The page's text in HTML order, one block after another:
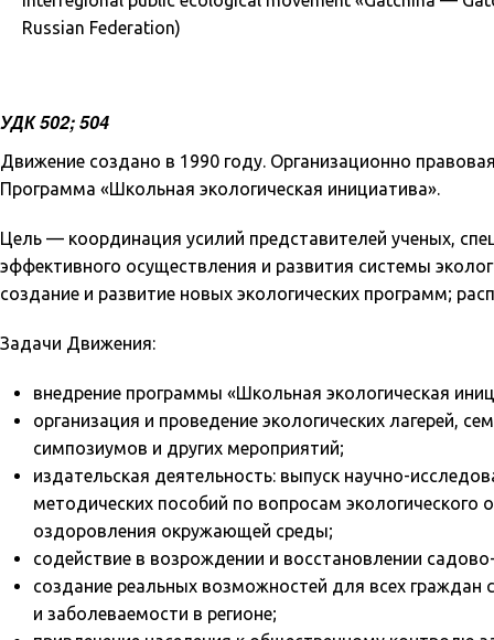
Russian Federation)
УДК 502; 504
Движение создано в 1990 году. Организационно
Программа «Школьная экологическая инициатива».
Цель — координация усилий представителей ученых,
эффективного осуществления и развития системы
создание и развитие новых экологических программ;
Задачи Движения:
внедрение программы «Школьная экологическая
организация и проведение экологических лагерей,
симпозиумов и других мероприятий;
издательская деятельность: выпуск научно-
методических пособий по вопросам экологического
оздоровления окружающей среды;
содействие в возрождении и восстановлении
создание реальных возможностей для всех
и заболеваемости в регионе;